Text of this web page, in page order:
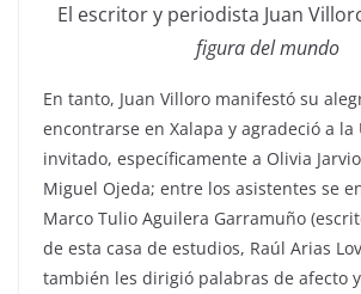
El escritor y periodista Juan
figura del mundo
En tanto, Juan Villoro manifestó su
encontrarse en Xalapa y agradeció a la
invitado, específicamente a Olivia
Miguel Ojeda; entre los asistentes se
Marco Tulio Aguilera Garramuño
de esta casa de estudios, Raúl Arias
también les dirigió palabras de afecto y